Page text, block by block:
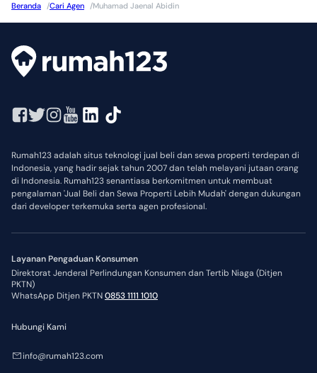
Beranda /Cari Agen /Muhamad Jaenal Abidin
Rumah123 adalah situs teknologi jual beli dan sewa properti terdepan di
Indonesia, yang hadir sejak tahun 2007 dan telah melayani jutaan orang
di Indonesia. Rumah123 senantiasa berkomitmen untuk membuat
pengalaman 'Jual Beli dan Sewa Properti Lebih Mudah' dengan dukungan
dari developer terkemuka serta agen profesional.
Layanan Pengaduan Konsumen
Direktorat Jenderal Perlindungan Konsumen dan Tertib Niaga (Ditjen
PKTN)
WhatsApp Ditjen PKTN0853 1111 1010
Hubungi Kami
info@rumah123.com